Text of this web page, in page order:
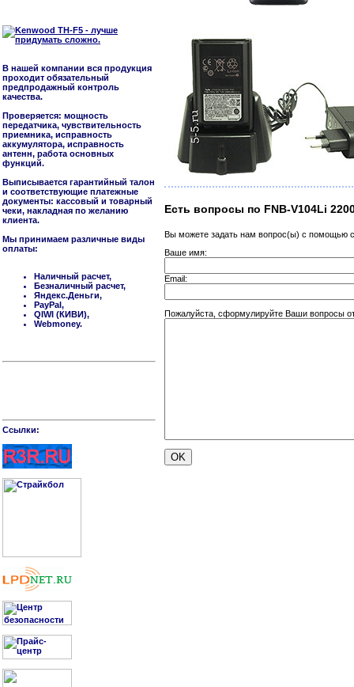
В нашей компании вся продукция
проходит обязательный
предпродажный контроль
качества.
Проверяется: мощность
передатчика, чувствительность
приемника, исправность
аккумулятора, исправность
антенн, работа основных
функций.
Выписывается гарантийный талон
и соответствующие платежные
документы: кассовый и товарный
чеки, накладная по желанию
клиента.
Мы принимаем различные виды
оплаты:
Наличный расчет,
Безналичный расчет,
Яндекс.Деньги,
PayPal,
QIWI (КИВИ),
Webmoney.
Cсылки:
Есть вопросы по FNB-V104Li
Вы можете задать нам вопрос(ы) с
Ваше имя:
Email:
Пожалуйста, сформулируйте Ваши вопросы